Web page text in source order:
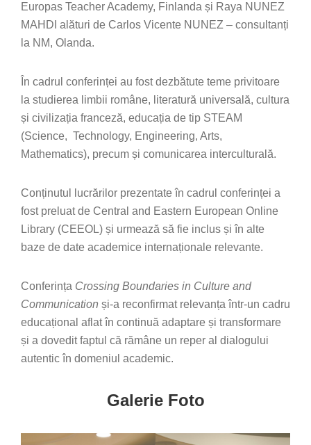
Europas Teacher Academy, Finlanda și Raya NUNEZ
MAHDI alături de Carlos Vicente NUNEZ – consultanți
la NM, Olanda.
În cadrul conferinței au fost dezbătute teme privitoare
la studierea limbii române, literatură universală, cultura
și civilizația franceză, educația de tip STEAM
(Science, Technology, Engineering, Arts,
Mathematics), precum și comunicarea interculturală.
Conținutul lucrărilor prezentate în cadrul conferinței a
fost preluat de Central and Eastern European Online
Library (CEEOL) și urmează să fie inclus și în alte
baze de date academice internaționale relevante.
Conferința Crossing Boundaries in Culture and
Communication și-a reconfirmat relevanța într-un cadru
educațional aflat în continuă adaptare și transformare
și a dovedit faptul că rămâne un reper al dialogului
autentic în domeniul academic.
Galerie Foto